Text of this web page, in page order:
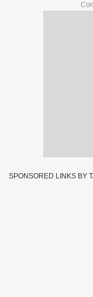
SPONSORED LINKS BY